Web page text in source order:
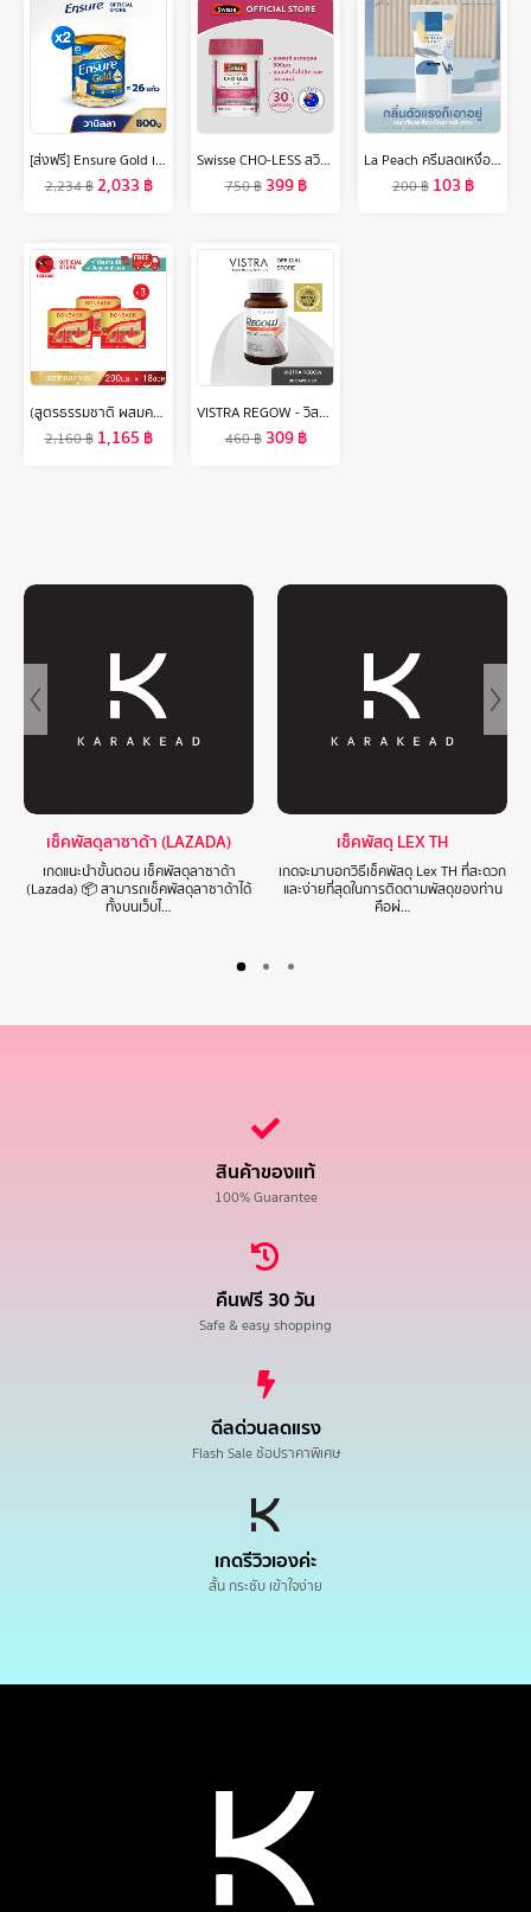
[ส่งฟรี] Ensure Gold เอนชัวร์ โกลด์ กลิ่นวานิลลา 800g 2 กระป๋อง Ensure Gold Vanilla 800g x2
2,234฿2,033 ฿
Swisse CHO-LESS สวิสเซ โค-เลส
750฿ 399฿
La Peach ครีมลดเหงื่อ และระงับกลิ่นกาย กลิ่น Original LaPeach ลาพีช
200฿ 103 ฿
(สูตรธรรมชาติ ผสมคอลลาเจน 200 มล. 3 แพค) บอนแบค ชุดเครื่องดื่มรังนกสำเร็จรูปผสมคอลลาเจน Bonback รังนกบอนแบค รังนก ของขวัญ ปีใหม่
2,160฿ 1,165 ฿
VISTRA REGOW - วิสทร้า รีโกว์ (30 เม็ด)
460฿ 309฿
เช็คพัสดุลาซาด้า (LAZADA)
เกดแนะนำขั้นตอน เช็คพัสดุลาซาด้า
(Lazada) 📦 สามารถเช็คพัสดุลาซาด้าได้
ทั้งบนเว็บไ…
เช็คพัสดุ LEX TH
เกดจะมาบอกวิธีเช็คพัสดุ Lex TH ที่สะดวก
และง่ายที่สุดในการติดตามพัสดุของท่าน
คือผ่…
สินค้าของแท้
100% Guarantee
คืนฟรี 30 วัน
Safe & easy shopping
ดีลด่วนลดแรง
Flash Sale ช้อปราคาพิเศษ
เกดรีวิวเองค่ะ
สั้น กระชับ เข้าใจง่าย